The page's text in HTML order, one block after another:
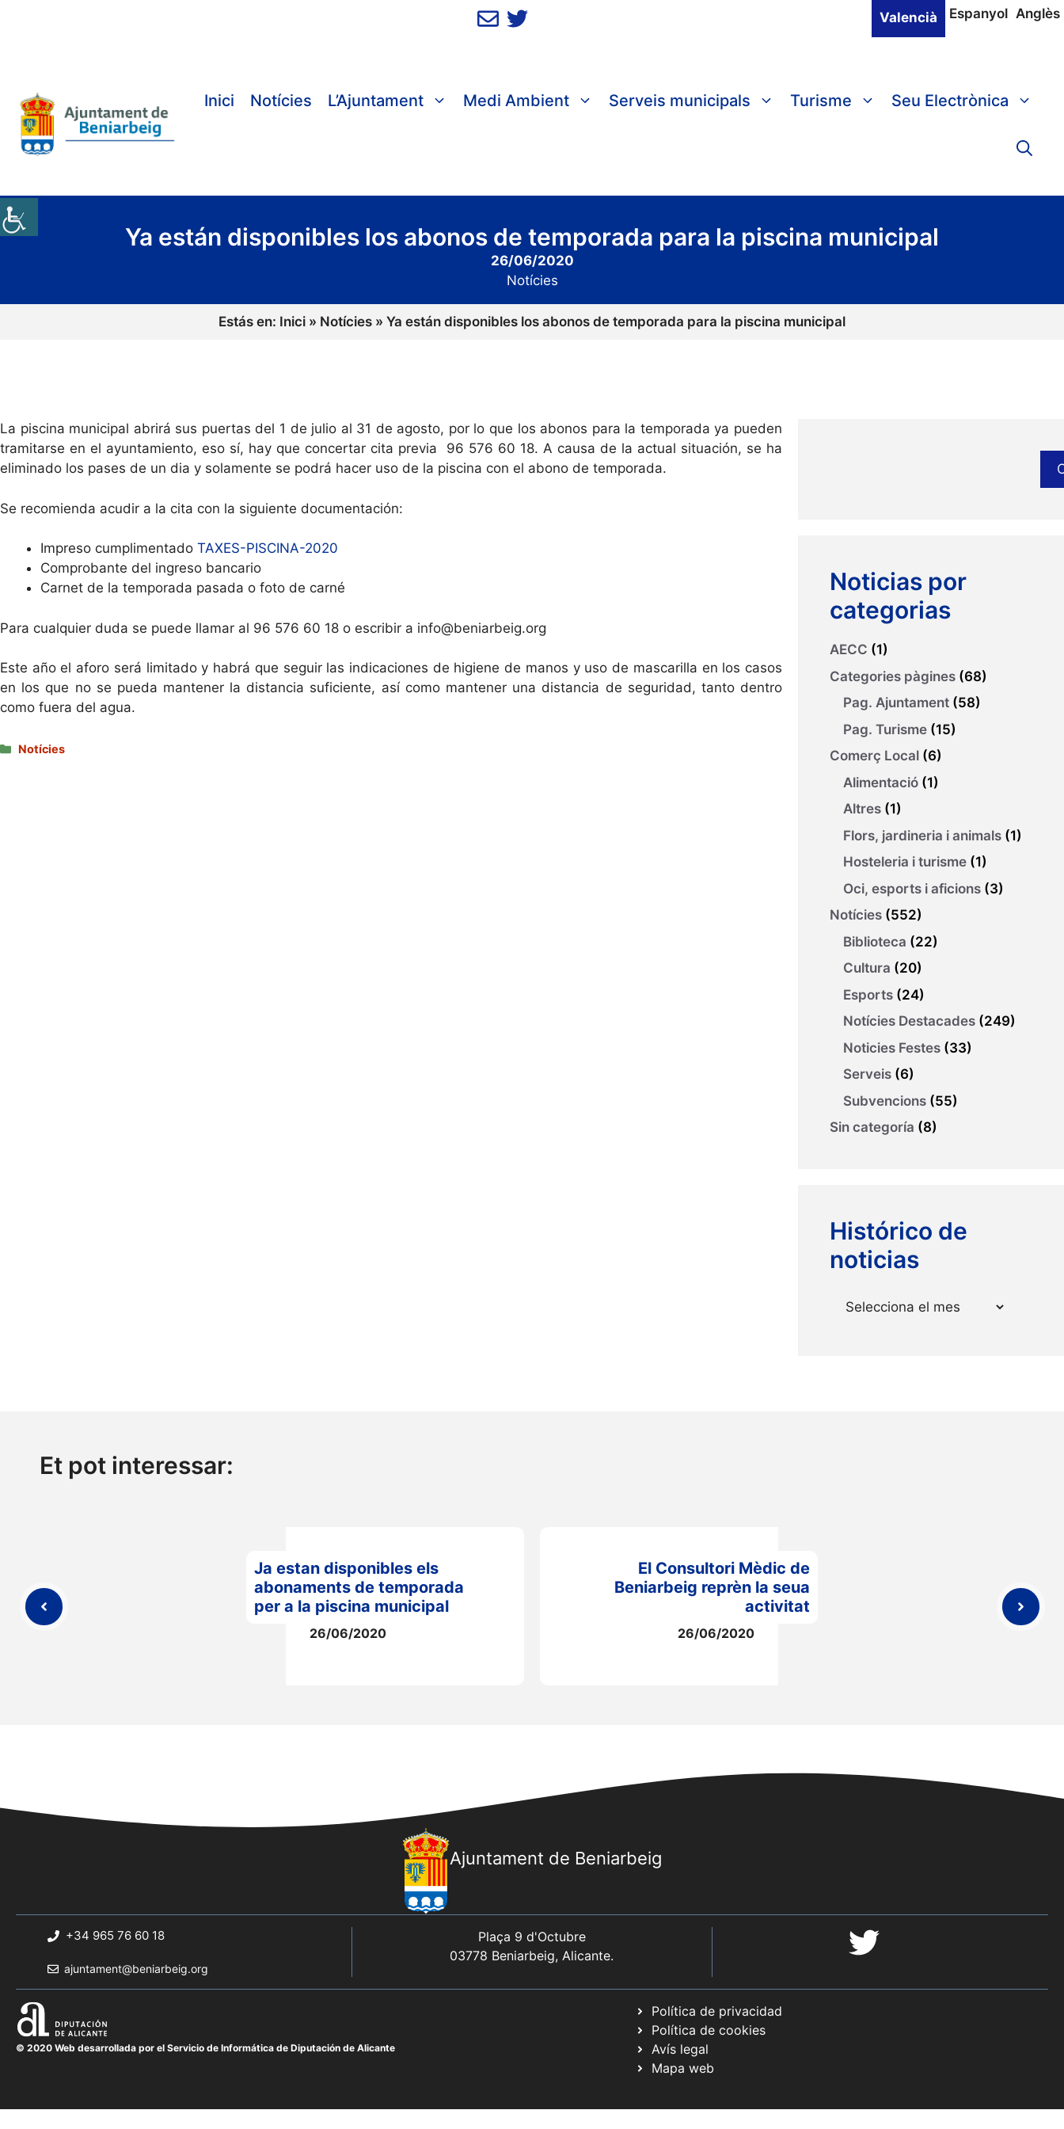
Valencià Espanyol Anglès
Inici Notícies L’Ajuntament Medi Ambient Serveis municipals Turisme Seu Electrònica
Ya están disponibles los abonos de temporada para la piscina municipal
26/06/2020
Notícies
Estás en: Inici » Notícies » Ya están disponibles los abonos de temporada para la piscina municipal
La piscina municipal abrirá sus puertas del 1 de julio al 31 de agosto, por lo que los abonos para la temporada ya pueden
tramitarse en el ayuntamiento, eso sí, hay que concertar cita previa 96 576 60 18. A causa de la actual situación, se ha
eliminado los pases de un dia y solamente se podrá hacer uso de la piscina con el abono de temporada.
Se recomienda acudir a la cita con la siguiente documentación:
Impreso cumplimentado TAXES-PISCINA-2020
Comprobante del ingreso bancario
Carnet de la temporada pasada o foto de carné
Para cualquier duda se puede llamar al 96 576 60 18 o escribir a info@beniarbeig.org
Este año el aforo será limitado y habrá que seguir las indicaciones de higiene de manos y uso de mascarilla en los casos
en los que no se pueda mantener la distancia suficiente, así como mantener una distancia de seguridad, tanto dentro
como fuera del agua.
Categories
Notícies
Noticias por
categorias
AECC (1)
Categories pàgines (68)
Pag. Ajuntament (58)
Pag. Turisme (15)
Comerç Local (6)
Alimentació (1)
Altres (1)
Flors, jardineria i animals (1)
Hosteleria i turisme (1)
Oci, esports i aficions (3)
Notícies (552)
Biblioteca (22)
Cultura (20)
Esports (24)
Notícies Destacades (249)
Noticies Festes (33)
Serveis (6)
Subvencions (55)
Sin categoría (8)
Histórico de
noticias
Arxius
Et pot interessar:
Ja estan disponibles els
abonaments de temporada
per a la piscina municipal
26/06/2020
El Consultori Mèdic de
Beniarbeig reprèn la seua
activitat
26/06/2020
Ajuntament de Beniarbeig
+34 965 76 60 18
ajuntament@beniarbeig.org
Plaça 9 d'Octubre
03778 Beniarbeig, Alicante.
© 2020 Web desarrollada por el Servicio de Informática de Diputación de Alicante
Política de privacidad
Política de cookies
Avís legal
Mapa web